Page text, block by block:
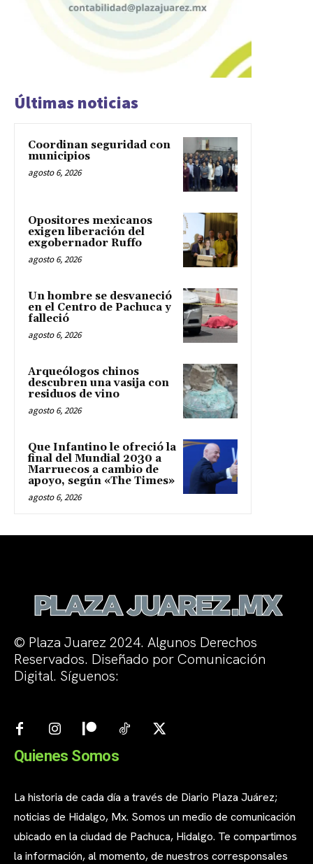
Últimas noticias
Coordinan seguridad con
municipios
agosto 6, 2026
Opositores mexicanos
exigen liberación del
exgobernador Ruffo
agosto 6, 2026
Un hombre se desvaneció
en el Centro de Pachuca y
falleció
agosto 6, 2026
Arqueólogos chinos
descubren una vasija con
residuos de vino
agosto 6, 2026
Que Infantino le ofreció la
final del Mundial 2030 a
Marruecos a cambio de
apoyo, según «The Times»
agosto 6, 2026
© Plaza Juarez 2024. Algunos Derechos
Reservados. Diseñado por Comunicación
Digital. Síguenos:
Quienes Somos
La historia de cada día a través de Diario Plaza Juárez;
noticias de Hidalgo, Mx. Somos un medio de comunicación
ubicado en la ciudad de Pachuca, Hidalgo. Te compartimos
la información, al momento, de nuestros corresponsales